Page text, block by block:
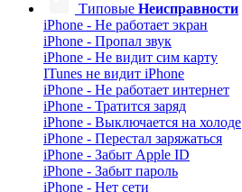
Типовые Неисправности
iPhone - Не работает экран
iPhone - Пропал звук
iPhone - Не видит сим карту
ITunes не видит iPhone
iPhone - Не работает интернет
iPhone - Тратится заряд
iPhone - Выключается на холоде
iPhone - Перестал заряжаться
iPhone - Забыт Apple ID
iPhone - Забыт пароль
iPhone - Нет сети